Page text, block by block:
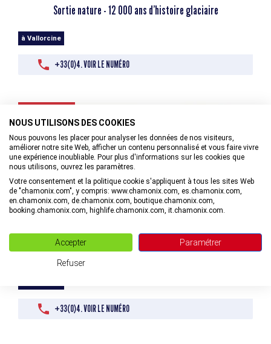
Sortie nature - 12 000 ans d’histoire glaciaire
à Vallorcine
+33(0)4. VOIR LE NUMÉRO
Sortie nature - Aquarelle nature et voyage dans le banal
+33(0)4. VOIR LE NUMÉRO
NOUS UTILISONS DES COOKIES
Nous pouvons les placer pour analyser les données de nos visiteurs,
améliorer notre site Web, afficher un contenu personnalisé et vous faire vivre
une expérience inoubliable. Pour plus d'informations sur les cookies que
nous utilisons, ouvrez les paramètres.
Votre consentement et la politique cookie s'appliquent à tous les sites Web
de "chamonix.com", y compris: www.chamonix.com, es.chamonix.com,
en.chamonix.com, de.chamonix.com, boutique.chamonix.com,
booking.chamonix.com, highlife.chamonix.com, it.chamonix.com.
Accepter Paramétrer
Refuser